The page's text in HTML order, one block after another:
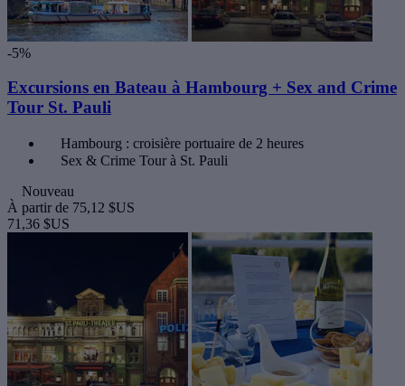
-5%
Excursions en Bateau à Hambourg + Sex and Crime
Tour St. Pauli
Hambourg : croisière portuaire de 2 heures
Sex & Crime Tour à St. Pauli
Nouveau
À partir de 75,12 $US
71,36 $US